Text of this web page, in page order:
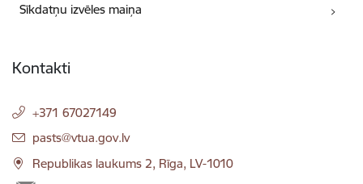
Sīkdatņu izvēles maiņa
Kontakti
+371 67027149
E-pasts:
pasts@vtua.gov.lv
Republikas laukums 2, Rīga, LV-1010